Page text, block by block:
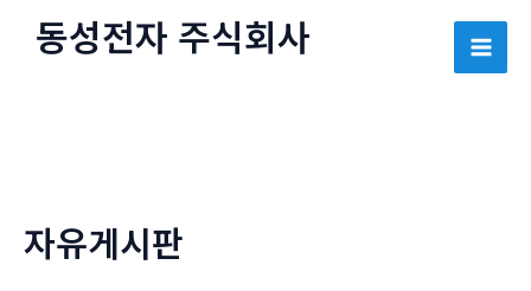
동성전자 주식회사
Main
자유게시판